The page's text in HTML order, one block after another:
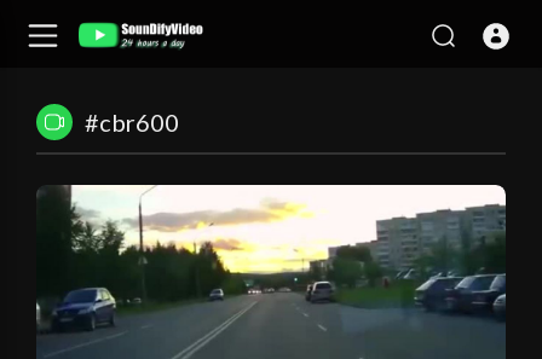
#cbr600